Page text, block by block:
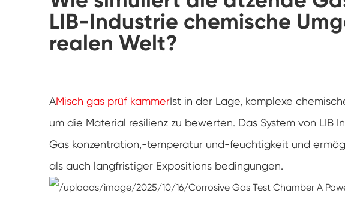
LIB-Industrie chemische
realen Welt?
AMisch gas prüf kammerIst in der Lage, komplexe
um die Material resilienz zu bewerten. Das System von LIB
Gas konzentration,-temperatur und-feuchtigkeit und
als auch langfristiger Expositions bedingungen.